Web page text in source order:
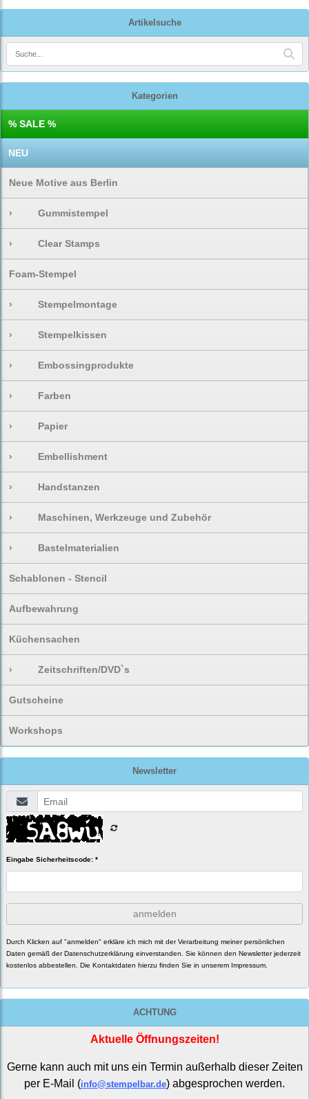
Artikelsuche
Kategorien
% SALE %
NEU
Neue Motive aus Berlin
› Gummistempel
› Clear Stamps
Foam-Stempel
› Stempelmontage
› Stempelkissen
› Embossingprodukte
› Farben
› Papier
› Embellishment
› Handstanzen
› Maschinen, Werkzeuge und Zubehör
› Bastelmaterialien
Schablonen - Stencil
Aufbewahrung
Küchensachen
› Zeitschriften/DVD`s
Gutscheine
Workshops
Newsletter
Eingabe Sicherheitscode: *
anmelden
Durch Klicken auf "anmelden" erkläre ich mich mit der Verarbeitung meiner persönlichen
Daten gemäß der Datenschutzerklärung einverstanden. Sie können den Newsletter jederzeit
kostenlos abbestellen. Die Kontaktdaten hierzu finden Sie in unserem Impressum.
ACHTUNG
Aktuelle Öffnungszeiten!
Gerne kann auch mit uns ein Termin außerhalb dieser Zeiten
per E-Mail (info@stempelbar.de) abgesprochen werden.